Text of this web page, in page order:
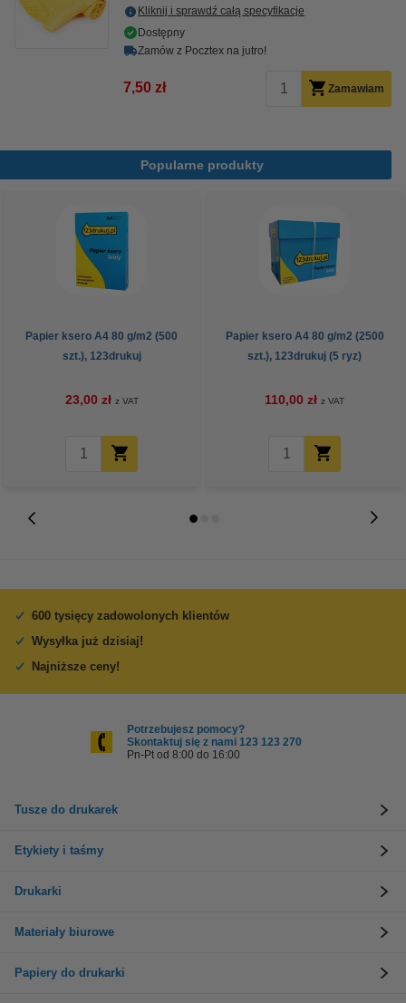
Kliknij i sprawdź całą specyfikacje
Dostępny
Zamów z Pocztex na jutro!
7,50 zł Zamawiam
Popularne produkty
Papier ksero A4 80 g/m2 (500
szt.), 123drukuj
23,00 zł z VAT
Papier ksero A4 80 g/m2 (2500
szt.), 123drukuj (5 ryz)
110,00 zł z VAT
600 tysięcy zadowolonych klientów
Wysyłka już dzisiaj!
Najniższe ceny!
Potrzebujesz pomocy?
Skontaktuj się z nami 123 123 270
Pn-Pt od 8:00 do 16:00
Tusze do drukarek
Etykiety i taśmy
Drukarki
Materiały biurowe
Papiery do drukarki